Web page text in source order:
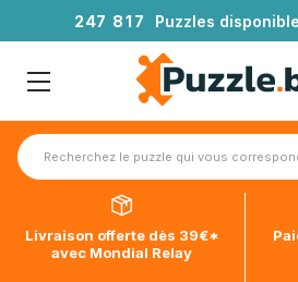
247 81 7 Puzzles
Livraison offerte dès 39€*
avec Mondial Relay